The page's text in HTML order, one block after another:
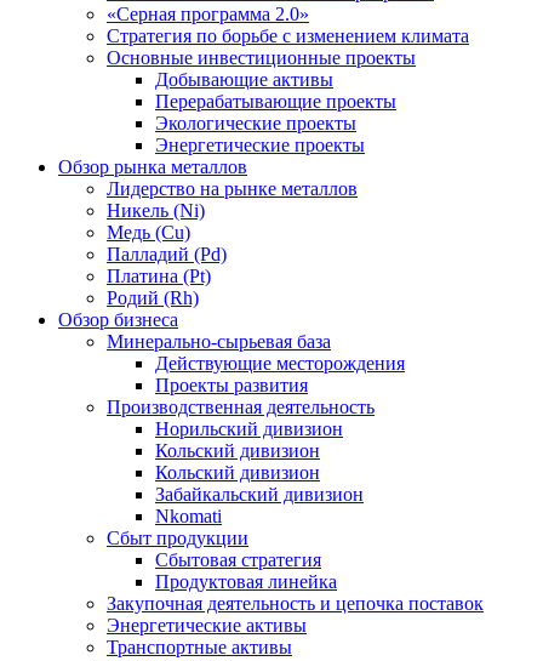
«Серная программа 2.0»
Стратегия по борьбе с изменением климата
Основные инвестиционные проекты
Добывающие активы
Перерабатывающие проекты
Экологические проекты
Энергетические проекты
Обзор рынка металлов
Лидерство на рынке металлов
Никель (Ni)
Медь (Cu)
Палладий (Pd)
Платина (Pt)
Родий (Rh)
Обзор бизнеса
Минерально-сырьевая база
Действующие месторождения
Проекты развития
Производственная деятельность
Норильский дивизион
Кольский дивизион
Кольский дивизион
Забайкальский дивизион
Nkomati
Сбыт продукции
Сбытовая стратегия
Продуктовая линейка
Закупочная деятельность и цепочка поставок
Энергетические активы
Транспортные активы